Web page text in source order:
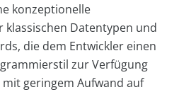
konzeptionelle
Datentypen und
die dem Entwickler einen
zur Verfügung
geringem Aufwand auf